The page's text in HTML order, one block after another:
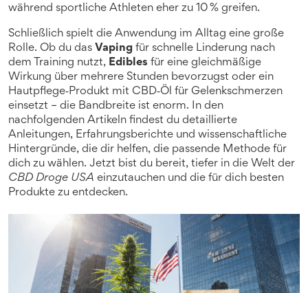
während sportliche Athleten eher zu 10 % greifen.
Schließlich spielt die Anwendung im Alltag eine große
Rolle. Ob du das Vaping für schnelle Linderung nach
dem Training nutzt, Edibles für eine gleichmäßige
Wirkung über mehrere Stunden bevorzugst oder ein
Hautpflege‑Produkt mit CBD‑Öl für Gelenkschmerzen
einsetzt – die Bandbreite ist enorm. In den
nachfolgenden Artikeln findest du detaillierte
Anleitungen, Erfahrungsberichte und wissenschaftliche
Hintergründe, die dir helfen, die passende Methode für
dich zu wählen. Jetzt bist du bereit, tiefer in die Welt der
CBD Droge USA einzutauchen und die für dich besten
Produkte zu entdecken.